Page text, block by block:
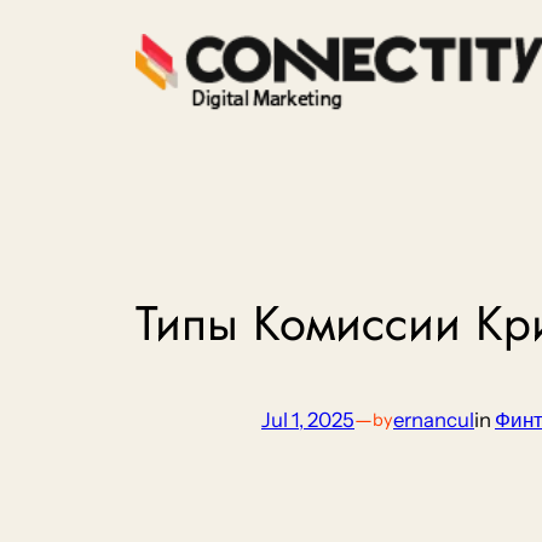
Типы Комиссии
Jul 1, 2025—byernanculin